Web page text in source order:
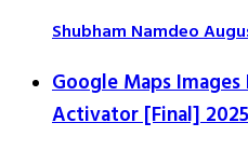
Shubham Namdeo
Google Maps
Activator [Final] 2025